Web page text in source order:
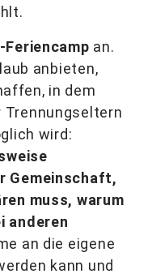
Feriencamp an.
anbieten,
in dem
Trennungseltern
wird:
Gemeinschaft,
muss, warum
anderen
an die eigene
kann und